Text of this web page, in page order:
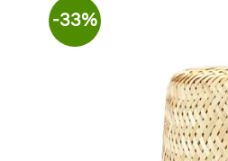
-33%